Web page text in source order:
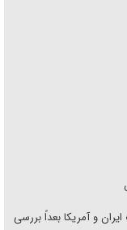
و آمریکا بعداً بررسی